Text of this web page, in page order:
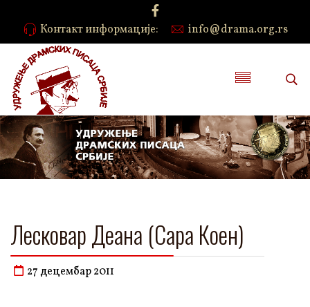
Контакт информације: info@drama.org.rs
Лесковар Деана (Сара Коен)
27 децембар 2011